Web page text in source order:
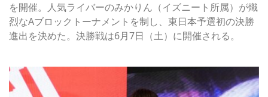
を開催。人気ライバーのみかりん（イズニート所属）が熾
烈なAブロックトーナメントを制し、東日本予選初の決勝
進出を決めた。決勝戦は6月7日（土）に開催される。